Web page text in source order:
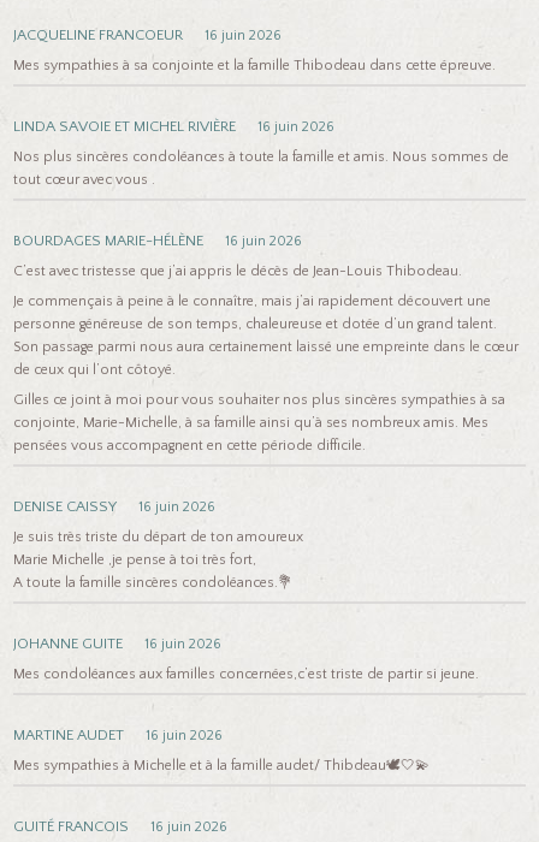
JACQUELINE FRANCOEUR
16 juin 2026
Mes sympathies à sa conjointe et la famille Thibodeau dans cette épreuve.
LINDA SAVOIE ET MICHEL RIVIÈRE
16 juin 2026
Nos plus sincères condoléances à toute la famille et amis. Nous sommes de
tout cœur avec vous .
BOURDAGES MARIE-HÉLÈNE
16 juin 2026
C’est avec tristesse que j’ai appris le décès de Jean-Louis Thibodeau.
Je commençais à peine à le connaître, mais j’ai rapidement découvert une
personne généreuse de son temps, chaleureuse et dotée d’un grand talent.
Son passage parmi nous aura certainement laissé une empreinte dans le cœur
de ceux qui l’ont côtoyé.
Gilles ce joint à moi pour vous souhaiter nos plus sincères sympathies à sa
conjointe, Marie-Michelle, à sa famille ainsi qu’à ses nombreux amis. Mes
pensées vous accompagnent en cette période difficile.
DENISE CAISSY
16 juin 2026
Je suis très triste du départ de ton amoureux
Marie Michelle ,je pense à toi très fort,
A toute la famille sincères condoléances.💐
JOHANNE GUITE
16 juin 2026
Mes condoléances aux familles concernées,c’est triste de partir si jeune.
MARTINE AUDET
16 juin 2026
Mes sympathies à Michelle et à la famille audet/ Thibdeau🕊🤍💫
GUITÉ FRANCOIS
16 juin 2026